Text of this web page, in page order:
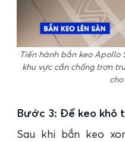
Tiến hành bắn keo Apollo
khu vực cần chống trơn
Bước 3: Để keo khô
Sau khi bắn keo